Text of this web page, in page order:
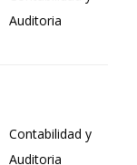
Auditoria
Contabilidad y
Auditoria